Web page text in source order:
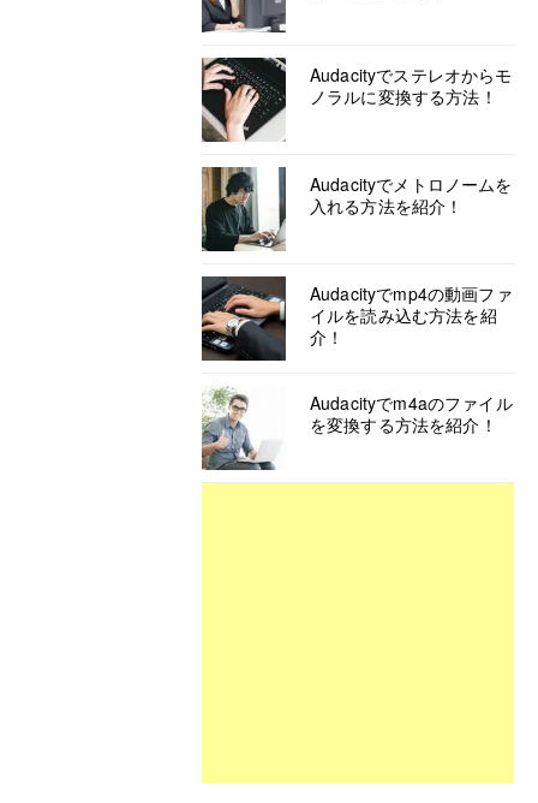
Audacityでステレオからモ
ノラルに変換する方法！
Audacityでメトロノームを
入れる方法を紹介！
Audacityでmp4の動画ファ
イルを読み込む方法を紹
介！
Audacityでm4aのファイル
を変換する方法を紹介！